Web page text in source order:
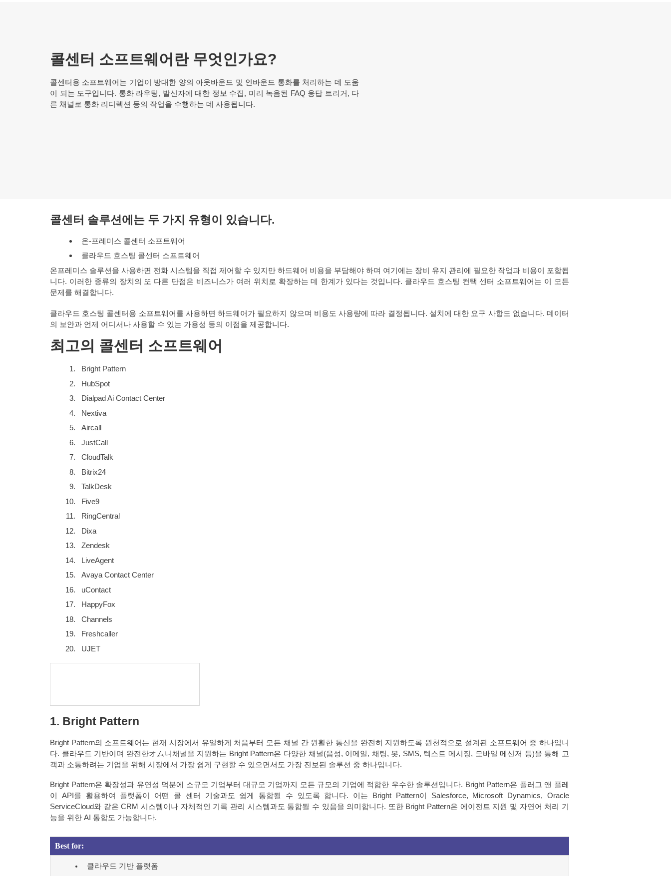
콜센터 소프트웨어란 무엇인가요?
콜센터용 소프트웨어는 기업이 방대한 양의 아웃바운드 및 인바운드 통화를 처리하는 데 도움
이 되는 도구입니다. 통화 라우팅, 발신자에 대한 정보 수집, 미리 녹음된 FAQ 응답 트리거, 다
른 채널로 통화 리디렉션 등의 작업을 수행하는 데 사용됩니다.
콜센터 솔루션에는 두 가지 유형이 있습니다.
온-프레미스 콜센터 소프트웨어
클라우드 호스팅 콜센터 소프트웨어
온프레미스 솔루션을 사용하면 전화 시스템을 직접 제어할 수 있지만 하드웨어 비용을 부담해야 하며 여기에는 장비 유지 관리에 필요한 작업과 비용이 포함됩
니다. 이러한 종류의 장치의 또 다른 단점은 비즈니스가 여러 위치로 확장하는 데 한계가 있다는 것입니다. 클라우드 호스팅 컨택 센터 소프트웨어는 이 모든
문제를 해결합니다.
클라우드 호스팅 콜센터용 소프트웨어를 사용하면 하드웨어가 필요하지 않으며 비용도 사용량에 따라 결정됩니다. 설치에 대한 요구 사항도 없습니다. 데이터
의 보안과 언제 어디서나 사용할 수 있는 가용성 등의 이점을 제공합니다.
최고의 콜센터 소프트웨어
Bright Pattern
HubSpot
Dialpad Ai Contact Center
Nextiva
Aircall
JustCall
CloudTalk
Bitrix24
TalkDesk
Five9
RingCentral
Dixa
Zendesk
LiveAgent
Avaya Contact Center
uContact
HappyFox
Channels
Freshcaller
UJET
1. Bright Pattern
Bright Pattern의 소프트웨어는 현재 시장에서 유일하게 처음부터 모든 채널 간 원활한 통신을 완전히 지원하도록 원천적으로 설계된 소프트웨어 중 하나입니
다. 클라우드 기반이며 완전한オム니채널을 지원하는 Bright Pattern은 다양한 채널(음성, 이메일, 채팅, 봇, SMS, 텍스트 메시징, 모바일 메신저 등)을 통해 고
객과 소통하려는 기업을 위해 시장에서 가장 쉽게 구현할 수 있으면서도 가장 진보된 솔루션 중 하나입니다.
Bright Pattern은 확장성과 유연성 덕분에 소규모 기업부터 대규모 기업까지 모든 규모의 기업에 적합한 우수한 솔루션입니다. Bright Pattern은 플러그 앤 플레
이 API를 활용하여 플랫폼이 어떤 콜 센터 기술과도 쉽게 통합될 수 있도록 합니다. 이는 Bright Pattern이 Salesforce, Microsoft Dynamics, Oracle
ServiceCloud와 같은 CRM 시스템이나 자체적인 기록 관리 시스템과도 통합될 수 있음을 의미합니다. 또한 Bright Pattern은 에이전트 지원 및 자연어 처리 기
능을 위한 AI 통합도 가능합니다.
Best for:
클라우드 기반 플랫폼